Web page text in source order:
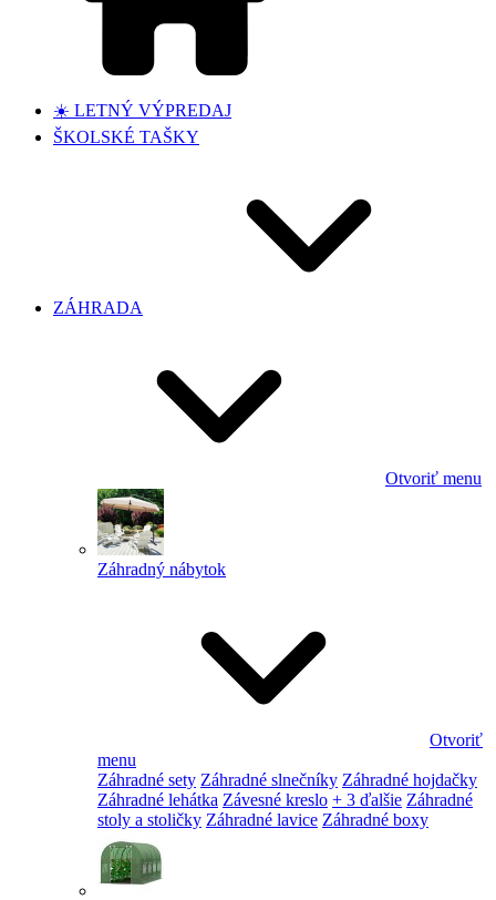
☀️ LETNÝ VÝPREDAJ
ŠKOLSKÉ TAŠKY
ZÁHRADA
Otvoriť menu
Záhradný nábytok
Otvoriť
menu
Záhradné sety Záhradné slnečníky Záhradné hojdačky
Záhradné lehátka Závesné kreslo + 3 ďalšie Záhradné
stoly a stoličky Záhradné lavice Záhradné boxy